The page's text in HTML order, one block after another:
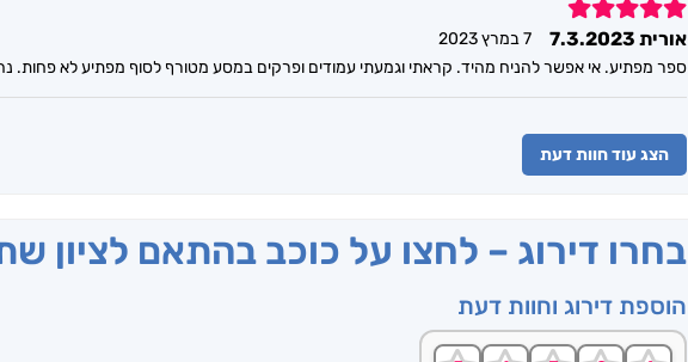
5
אורית 7.3.2023
7 במרץ 2023
ספר מפתיע. אי אפשר להניח מהיד. קראתי וגמעתי עמודים ופרקים במסע מטורף לסוף מפתיע לא פחות.
הצג עוד חוות דעת
בחרו דירוג – לחצו על כוכב בהתאם לציון
הוספת דירוג וחוות דעת